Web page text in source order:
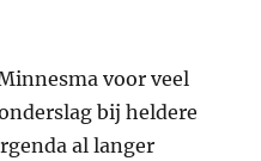
voor veel
bij heldere
al langer